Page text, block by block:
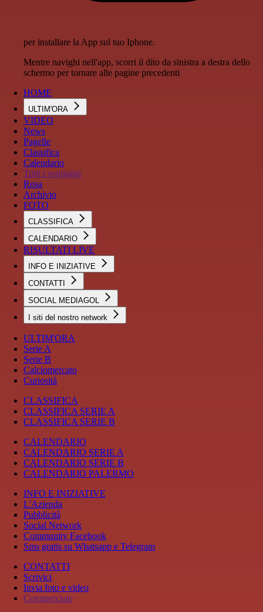
per installare la App sul tuo Iphone.
Mentre navighi nell'app, scorri il dito da sinistra a destra dello
schermo per tornare alle pagine precedenti
HOME
ULTIM'ORA
VIDEO
News
Pagelle
Classifica
Calendario
Tutti i sondaggi
Rosa
Archivio
FOTO
CLASSIFICA
CALENDARIO
RISULTATI LIVE
INFO E INIZIATIVE
CONTATTI
SOCIAL MEDIAGOL
I siti del nostro network
ULTIM'ORA
Serie A
Serie B
Calciomercato
Curiosità
CLASSIFICA
CLASSIFICA SERIE A
CLASSIFICA SERIE B
CALENDARIO
CALENDARIO SERIE A
CALENDARIO SERIE B
CALENDARIO PALERMO
INFO E INIZIATIVE
L'Azienda
Pubblicità
Social Network
Community Facebook
Sms gratis su Whatsapp e Telegram
CONTATTI
Scrivici
Invia foto e video
Commerciale